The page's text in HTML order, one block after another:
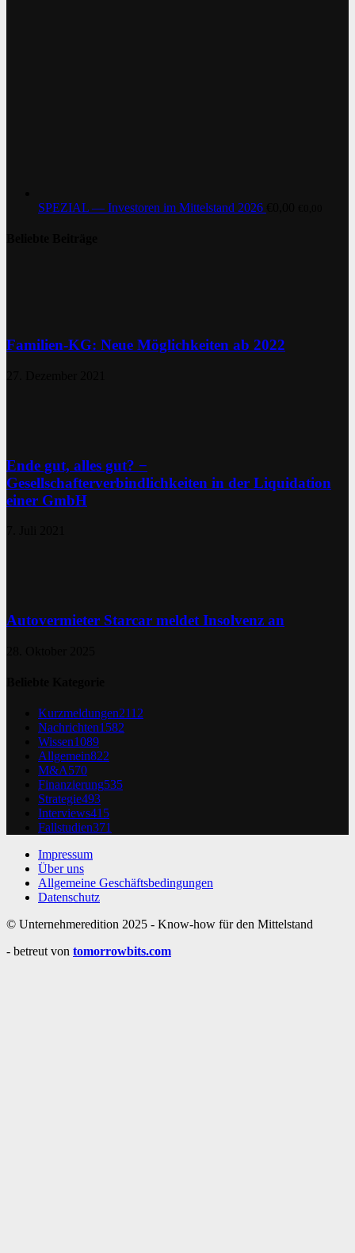
SPEZIAL — Investoren im Mittelstand 2026
Familien-KG: Neue Möglichkeiten ab 2022
Ende gut, alles gut? −
Gesellschafterverbindlichkeiten in der Liquidation
einer GmbH
Autovermieter Starcar meldet Insolvenz an
Kurzmeldungen2112
Nachrichten1582
Wissen1089
Allgemein822
M&A570
Finanzierung535
Strategie493
Interviews415
Fallstudien371
Impressum
Über uns
Allgemeine Geschäftsbedingungen
Datenschutz
© Unternehmeredition 2025 - Know-how für den Mittelstand
- betreut von tomorrowbits.com